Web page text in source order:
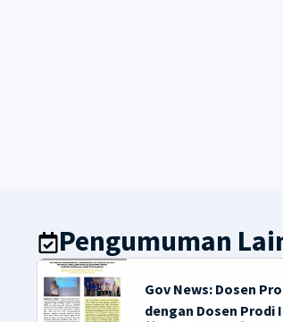
Pengumuman
Gov News: Dosen
dengan Dosen Prodi